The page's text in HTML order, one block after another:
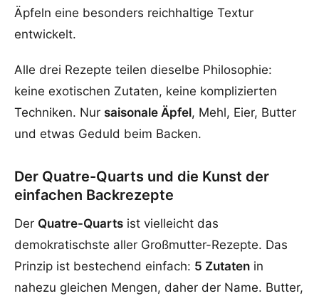
Äpfeln eine besonders reichhaltige Textur
entwickelt.
Alle drei Rezepte teilen dieselbe Philosophie:
keine exotischen Zutaten, keine komplizierten
Techniken. Nur saisonale Äpfel, Mehl, Eier, Butter
und etwas Geduld beim Backen.
Der Quatre-Quarts und die Kunst der
einfachen Backrezepte
Der Quatre-Quarts ist vielleicht das
demokratischste aller Großmutter-Rezepte. Das
Prinzip ist bestechend einfach: 5 Zutaten in
nahezu gleichen Mengen, daher der Name. Butter,